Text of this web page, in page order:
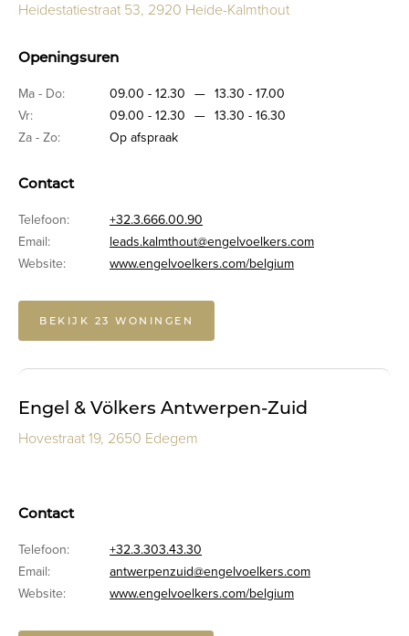
Heidestatiestraat 53, 2920 Heide-Kalmthout
Openingsuren
Ma - Do: 09.00 - 12.30 — 13.30 - 17.00
Vr:
09.00 - 12.30 — 13.30 - 16.30
Za - Zo:
Op afspraak
Contact
Telefoon:
+32.3.666.00.90
Email:
leads.kalmthout@engelvoelkers.com
Website:
www.engelvoelkers.com/belgium
BEKIJK 23 WONINGEN
Engel & Völkers Antwerpen-Zuid
Hovestraat 19, 2650 Edegem
Contact
Telefoon:
+32.3.303.43.30
Email:
antwerpenzuid@engelvoelkers.com
Website:
www.engelvoelkers.com/belgium